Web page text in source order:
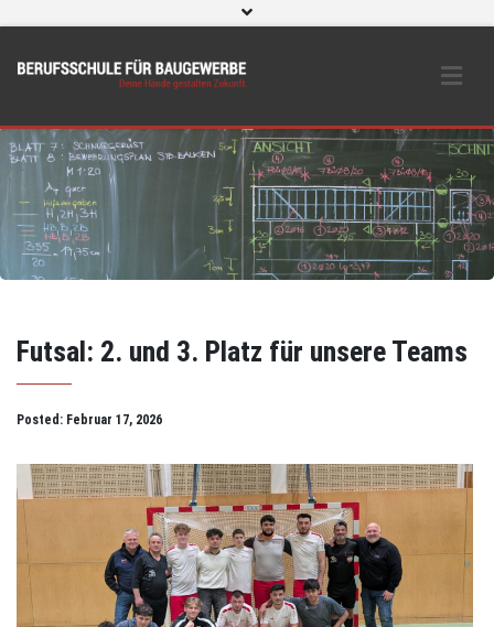
Futsal: 2. und 3. Platz für unsere Teams
Posted: Februar 17, 2026